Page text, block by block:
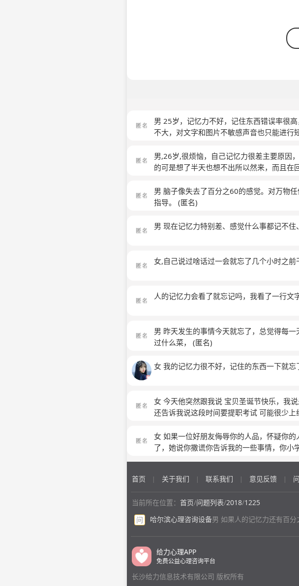
男 25岁，记忆力不好，记住东西错误率很
不大，对文字和图片不敏感声音也只能进行
男,26岁,很烦恼，自己记忆力很差主要原因
的可是想了半天也想不出所以然来，而且
天时间别人跟我说的话，或交代给我的事
话，或要做的事情，今天就说什么也想不起
男 脑子像失去了百分之60的感觉。对万物
指导。 (匿名)
男 现在记忆力特别差、感觉什么事都记不
女,自己说过啥话过一会就忘了几个小时之前
人的记忆力会看了就忘记吗，我看了一行
男 昨天发生的事情今天就忘了，总觉得每
过什么菜， (匿名)
女 我的记忆力很不好，记住的东西一下就忘
女 今天他突然跟我说 宝贝圣诞节快乐，我
还告诉我说这段时间要提职考试 可能很少上
女 如果一位好朋友侮辱你的人品，怀疑你
了，她说你撒谎你告诉我的一些事情，你
首页 | 关于我们 | 联系我们 | 意见反馈 |
当前所在位置： 首页/问题列表/2018/1225
问
哈尔滨心理咨询设备男 如果人的记忆力还有百
给力心理APP
免费公益心理咨询平台
长沙给力信息技术有限公司 版权所有